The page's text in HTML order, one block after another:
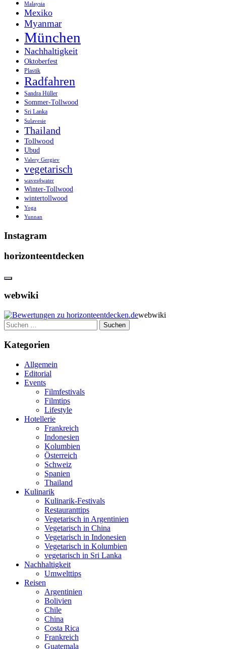
Malaysia
Mexiko
Myanmar
München
Nachhaltigkeit
Oktoberfest
Plastik
Radfahren
Sandra Hüller
Sommer-Tollwood
Sri Lanka
Sulavesie
Thailand
Tollwood
Ubud
Valery Gergiev
vegetarisch
waves4water
Winter-Tollwood
wintertollwood
Yoga
Yunnan
Instagram
horizonteentdecken
webwiki
webwiki
Suchen
nach:
Kategorien
Allgemein
Editorial
Events
Filmfestivals
Filmtips
Lifestyle
Hotellerie
Frankreich
Indonesien
Kolumbien
Österreich
Schweiz
Spanien
Thailand
Kulinarik
Kulinarik-Festivals
Restauranttips
Vegetarisch in Argentinien
Vegetarisch in China
Vegetarisch in Indonesien
Vegetarisch in Kolumbien
vegetarisch in Sri Lanka
Nachhaltigkeit
Umwelttips
Reisen
Argentinien
Bolivien
Chile
China
Costa Rica
Frankreich
Guatemala